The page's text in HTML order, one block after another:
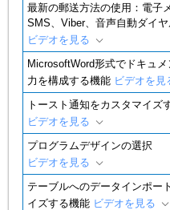
最新の郵送方法の使用：電子
SMS、Viber、音声自動ダイ
ビデオを見る
MicrosoftWord形式でドキュメ
力を構成する機能 ビデオを見
トースト通知をカスタマイズ
ビデオを見る
プログラムデザインの選択
ビデオを見る
テーブルへのデータインポー
イズする機能 ビデオを見る